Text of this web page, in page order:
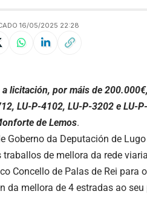
16/05/2025 22:28
a licitación, por máis de
LU-P-4102, LU-P-3202 e LU-
de Lemos.
Goberno da Deputación de
traballos de mellora da rede
Concello de Palas de Rei para
da mellora de 4 estradas ao